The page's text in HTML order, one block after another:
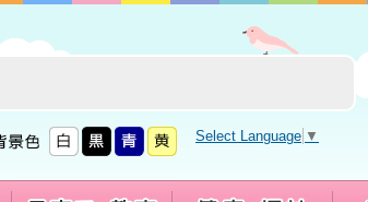
Select Language ▼